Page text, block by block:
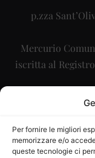
Per fornire le migliori
memorizzare e/o
queste tecnologie ci
p.zza
Mercurio
iscritta al
Sito gestito da